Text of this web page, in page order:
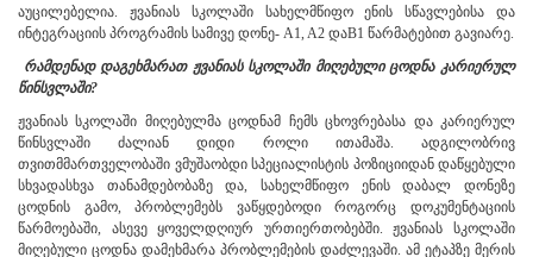
აუცილებელია. ჟვანიას სკოლაში სახელმწიფო ენის სწავლებისა და
ინტეგრაციის პროგრამის სამივე დონე- A1, A2 დაB1 წარმატებით გავიარე.
რამდენად დაგეხმარათ ჟვანიას სკოლაში მიღებული ცოდნა კარიერულ
წინსვლაში?
ჟვანიას სკოლაში მიღებულმა ცოდნამ ჩემს ცხოვრებასა და კარიერულ
წინსვლაში ძალიან დიდი როლი ითამაშა. ადგილობრივ
თვითმმართველობაში ვმუშაობდი სპეციალისტის პოზიციიდან დაწყებული
სხვადასხვა თანამდებობაზე და, სახელმწიფო ენის დაბალ დონეზე
ცოდნის გამო, პრობლემებს ვაწყდებოდი როგორც დოკუმენტაციის
წარმოებაში, ასევე ყოველდღიურ ურთიერთობებში. ჟვანიას სკოლაში
მიღებული ცოდნა დამეხმარა პრობლემების დაძლევაში. ამ ეტაპზე მერის